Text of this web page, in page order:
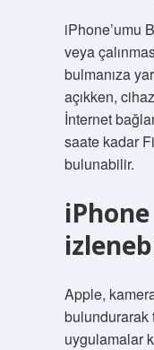
iPhone’umu
veya
bulmanıza
açıkken,
İnternet
saate kadar
bulunabilir.
Apple,
bulundurarak
uygulamalar